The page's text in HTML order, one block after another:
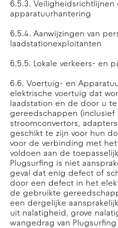
6.5.3. Veiligheidsrichtlijnen
apparatuurhantering
6.5.4. Aanwijzingen van
laadstationexploitanten
6.5.5. Lokale verkeers- en
6.6. Voertuig- en
elektrische voertuig dat
laadstation en de door u
gereedschappen
stroomconvertors,
geschikt te zijn voor hun
voor de verbinding met
voldoen aan de
Plugsurfing is niet
geval dat enig defect of
door een defect in het
de gebruikte
een dergelijke
uit nalatigheid, grove
wangedrag van